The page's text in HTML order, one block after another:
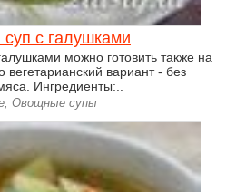
суп с галушками
можно готовить также на
вариант - без
Ингредиенты:..
Овощные супы